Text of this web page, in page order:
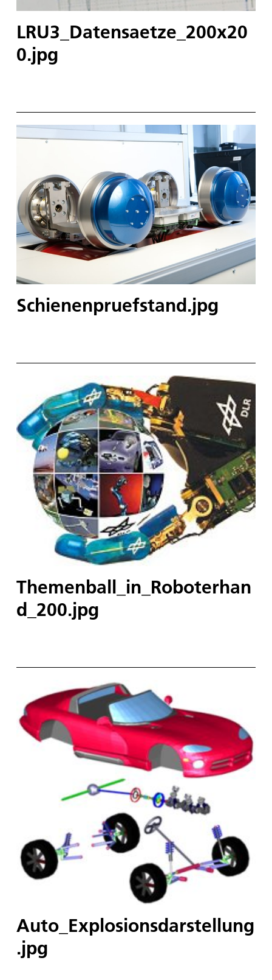
LRU3_Datensaetze_200x20
0.jpg
Schienenpruefstand.jpg
Themenball_in_Roboterhan
d_200.jpg
Auto_Explosionsdarstellung
.jpg